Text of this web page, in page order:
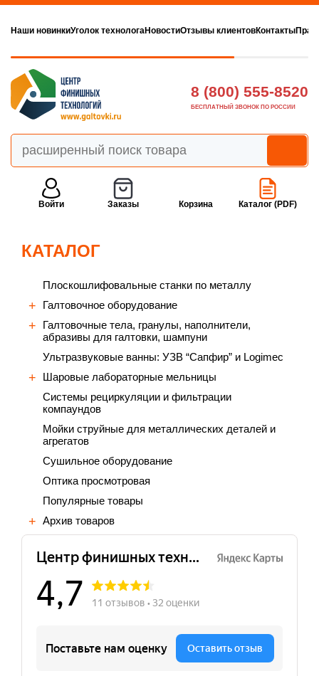
Наши новинкиУголок технологаНовостиОтзывы клиентовКонтакты
8 (800) 555-8520
БЕСПЛАТНЫЙ ЗВОНОК ПО РОССИИ
Войти Заказы Корзина Каталог (PDF)
КАТАЛОГ
Плоскошлифовальные станки по металлу
Галтовочное оборудование
Галтовочные тела, гранулы, наполнители,
абразивы для галтовки, шампуни
Ультразвуковые ванны: УЗВ “Сапфир” и Logimec
Шаровые лабораторные мельницы
Cистемы рециркуляции и фильтрации
компаундов
Мойки струйные для металлических деталей и
агрегатов
Сушильное оборудование
Оптика просмотровая
Популярные товары
Архив товаров